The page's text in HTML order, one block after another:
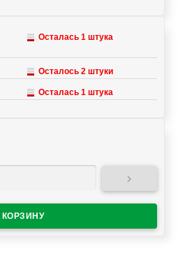
Осталась 1 штука
Осталось 2 штуки
Осталась 1 штука
